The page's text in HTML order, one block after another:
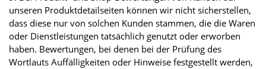
unseren Produktdetailseiten können wir nicht sicherstellen,
dass diese nur von solchen Kunden stammen, die die Waren
oder Dienstleistungen tatsächlich genutzt oder erworben
haben. Bewertungen, bei denen bei der Prüfung des
Wortlauts Auffälligkeiten oder Hinweise festgestellt werden,